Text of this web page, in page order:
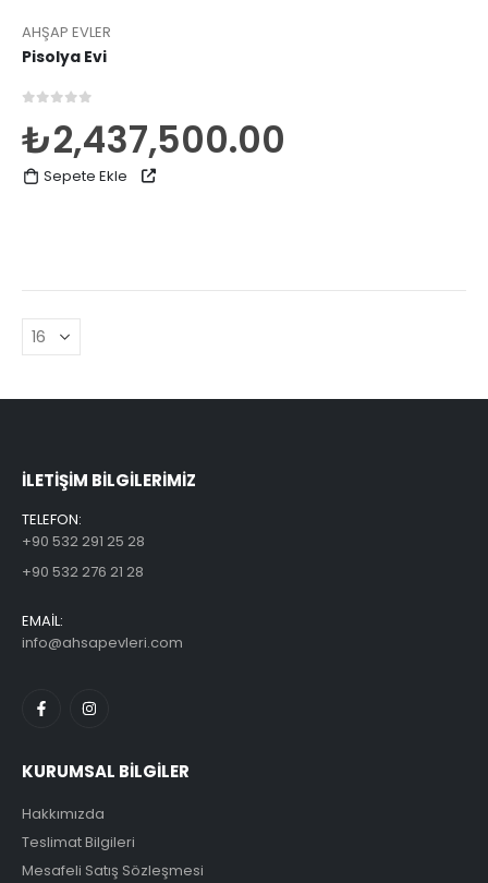
AHŞAP EVLER
Pisolya Evi
₺2,437,500.00
Sepete Ekle
ILETİŞİM BİLGİLERİMİZ
TELEFON:
+90 532 291 25 28
+90 532 276 21 28
EMAİL:
info@ahsapevleri.com
KURUMSAL BİLGİLER
Hakkımızda
Teslimat Bilgileri
Mesafeli Satış Sözleşmesi